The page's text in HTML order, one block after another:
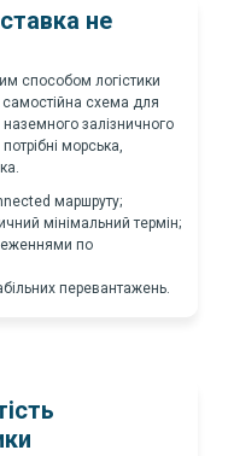
не
способом логістики
самостійна схема для
наземного залізничного
морська,
маршруту;
мінімальний термін;
по
перевантажень.